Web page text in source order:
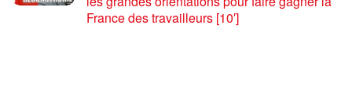
France des travailleurs [10′]